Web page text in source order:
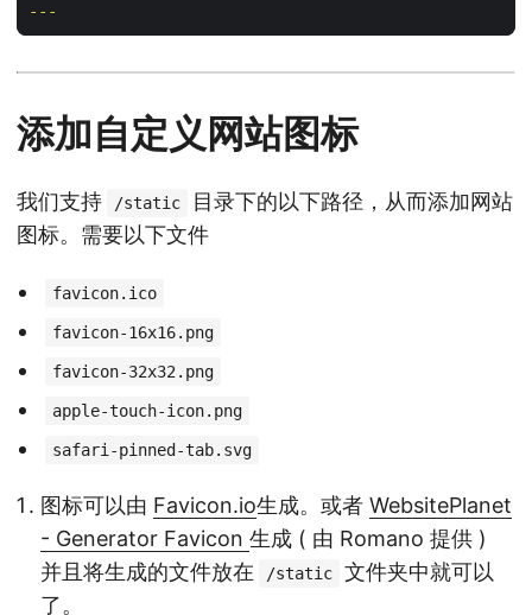
---
添加自定义网站图标
我们支持 /static
目录下的以下路径，从而添加网站
图标。需要以下文件
favicon.ico
favicon-16x16.png
favicon-32x32.png
apple-touch-icon.png
safari-pinned-tab.svg
图标可以由 Favicon.io生成。或者 WebsitePlanet
- Generator Favicon 生成 ( 由 Romano 提供 )
并且将生成的文件放在
/static
文件夹中就可以
了。